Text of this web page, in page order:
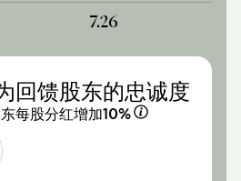
7.26
回馈股东的忠诚度
每股分红增加10%